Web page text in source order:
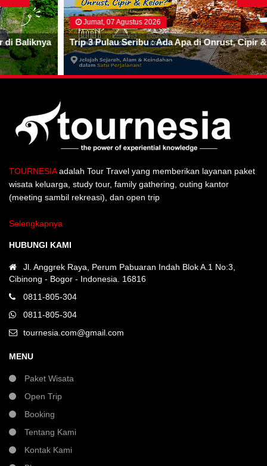
Jumat, 07 Agustus 2026
Trip 3 Pulau Seribu : Ada Apa di Onrust, Cipir & Kelor?
TOURNESIAadalah Tour Travel yang memberikan layanan paket
wisata keluarga, study tour, family gathering, outing kantor
(meeting sambil rekreasi), dan open trip
Selengkapnya
HUBUNGI KAMI
Jl. Anggrek Raya, Perum Pabuaran Indah Blok A.1 No:3,
Cibinong - Bogor - Indonesia. 16816
0811-805-304
0811-805-304
tournesia.com@gmail.com
MENU
Paket Wisata
Open Trip
Booking
Tentang Kami
Kontak Kami